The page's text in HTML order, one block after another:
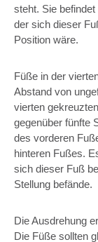
steht. Sie
der sich dieser
Position wäre.
Füße in der
Abstand von
vierten
gegenüber fünfte
des vorderen
hinteren Fußes.
sich dieser Fuß
Stellung befände.
Die Ausdrehung
Die Füße sollten